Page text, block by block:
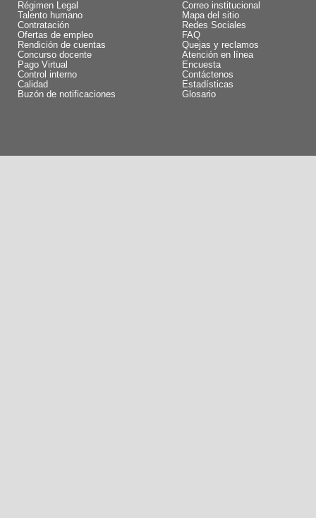
Régimen Legal
Talento humano
Contratación
Ofertas de empleo
Rendición de cuentas
Concurso docente
Pago Virtual
Control interno
Calidad
Buzón de notificaciones
Correo institucional
Mapa del sitio
Redes Sociales
FAQ
Quejas y reclamos
Atención en línea
Encuesta
Contáctenos
Estadísticas
Glosario